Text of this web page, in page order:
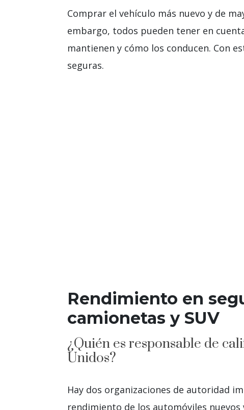
Comprar el vehículo más nuevo y de
embargo, todos pueden tener en
mantienen y cómo los conducen. Con
seguras.
Rendimiento en
camionetas y SUV
¿Quién es responsable de
Unidos?
Hay dos organizaciones de autoridad
rendimiento de los automóviles